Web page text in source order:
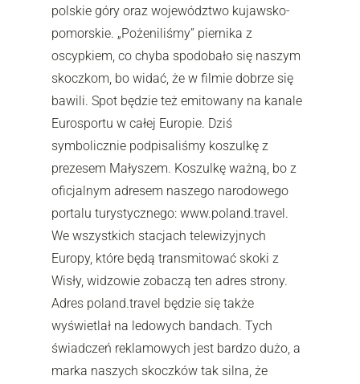
polskie góry oraz województwo kujawsko-
pomorskie. „Pożeniliśmy” piernika z
oscypkiem, co chyba spodobało się naszym
skoczkom, bo widać, że w filmie dobrze się
bawili. Spot będzie też emitowany na kanale
Eurosportu w całej Europie. Dziś
symbolicznie podpisaliśmy koszulkę z
prezesem Małyszem. Koszulkę ważną, bo z
oficjalnym adresem naszego narodowego
portalu turystycznego: www.poland.travel.
We wszystkich stacjach telewizyjnych
Europy, które będą transmitować skoki z
Wisły, widzowie zobaczą ten adres strony.
Adres poland.travel będzie się także
wyświetlał na ledowych bandach. Tych
świadczeń reklamowych jest bardzo dużo, a
marka naszych skoczków tak silna, że